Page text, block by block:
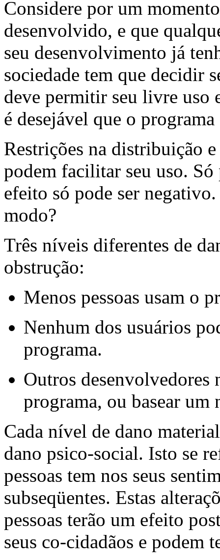
Considere por um
desenvolvido, e que
seu desenvolvimento já
sociedade tem que decidir
deve permitir seu livre uso
é desejável que o
Restrições na distribuição
podem facilitar seu uso.
efeito só pode ser
modo?
Três níveis diferentes de
obstrução:
Menos pessoas usam o
Nenhum dos usuários
programa.
Outros desenvolvedores
programa, ou basear um
Cada nível de dano
dano psico-social. Isto se
pessoas tem nos seus
subseqüentes. Estas
pessoas terão um efeito
seus co-cidadãos e podem